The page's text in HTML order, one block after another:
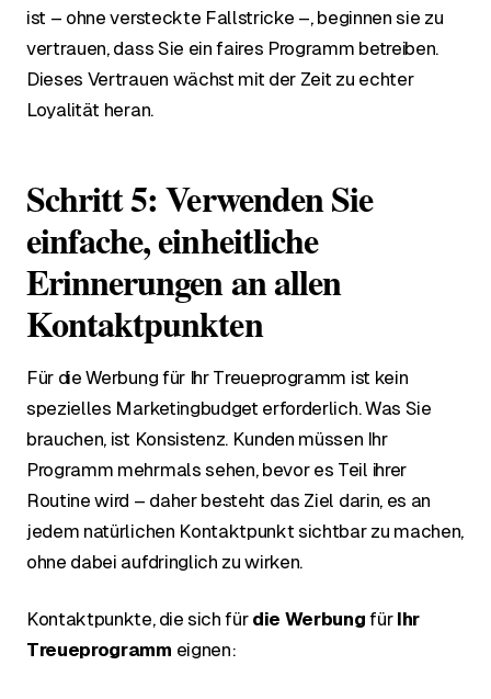
ist – ohne versteckte Fallstricke –, beginnen sie zu
vertrauen, dass Sie ein faires Programm betreiben.
Dieses Vertrauen wächst mit der Zeit zu echter
Loyalität heran.
Schritt 5: Verwenden Sie
einfache, einheitliche
Erinnerungen an allen
Kontaktpunkten
Für die Werbung für Ihr Treueprogramm ist kein
spezielles Marketingbudget erforderlich. Was Sie
brauchen, ist Konsistenz. Kunden müssen Ihr
Programm mehrmals sehen, bevor es Teil ihrer
Routine wird – daher besteht das Ziel darin, es an
jedem natürlichen Kontaktpunkt sichtbar zu machen,
ohne dabei aufdringlich zu wirken.
Kontaktpunkte, die sich für die Werbung für Ihr
Treueprogramm eignen: